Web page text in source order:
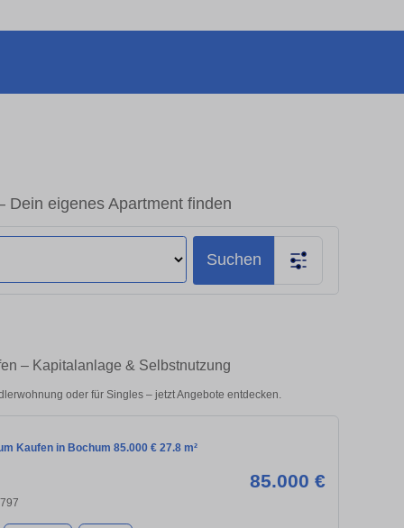
Dein eigenes Apartment finden
Suchen
– Kapitalanlage & Selbstnutzung
oder für Singles – jetzt Angebote entdecken.
Kaufen in Bochum 85.000 € 27.8 m²
85.000 €